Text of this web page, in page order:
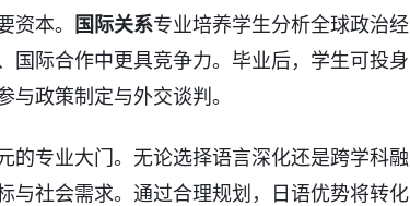
资本。 国际关系专业培养学生分析全球政治经
国际合作中更具竞争力。毕业后，学生可投身
政策制定与外交谈判。
的专业大门。无论选择语言深化还是跨学科融
与社会需求。通过合理规划，日语优势将转化